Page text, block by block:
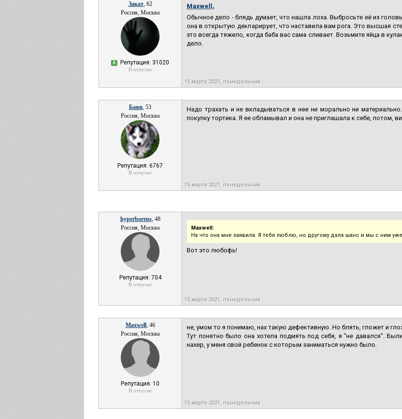
Закат, 62
Россия, Москва
А Репутация: 31020
В отпуске
Maxwell,
Обычное дело - блядь думает, что нашла лоха. Выбросьте её из
она в открытую декларирует, что наставила вам рога. Это высшая
это всегда тяжело, когда баба вас сама сливает. Возьмите яйца в
дело.
15 марта 2021, понедельник
Баян, 53
Россия, Москва
Репутация: 6767
В отпуске
Надо трахать и не вкладываться в нее ни морально ни
покупку тортика. Я ее обламывал и она не приглашала к себе, потом,
15 марта 2021, понедельник
hyperboreus, 48
Россия, Москва
Репутация: 704
В отпуске
Maxwell:
На что она мне заявила: Я тебя люблю, но другому дала шанс и мы с ним
Вот это любофь!
15 марта 2021, понедельник
Maxwell, 46
Россия, Москва
Репутация: 10
В отпуске
не, умом то я понимаю, нах такую дефективную. Но блять, гложет и
Тут понятно было она хотела подмять под себя, я "не давался".
нахер, у меня свой ребенок с которым заниматься нужно было.
15 марта 2021, понедельник